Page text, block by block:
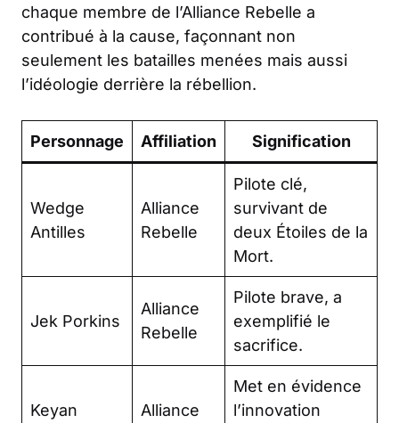
chaque membre de l’Alliance Rebelle a
contribué à la cause, façonnant non
seulement les batailles menées mais aussi
l’idéologie derrière la rébellion.
Personnage Affiliation Signification
Wedge
Antilles
Alliance
Rebelle
Pilote clé,
survivant de
deux Étoiles de la
Mort.
Jek Porkins
Alliance
Rebelle
Pilote brave, a
exemplifié le
sacrifice.
Keyan
Alliance
Met en évidence
l’innovation